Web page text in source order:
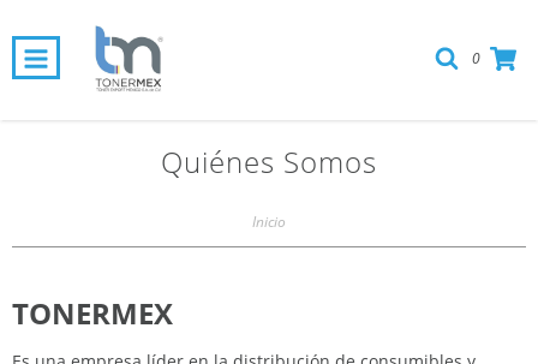
0
Quiénes Somos
Inicio
TONERMEX